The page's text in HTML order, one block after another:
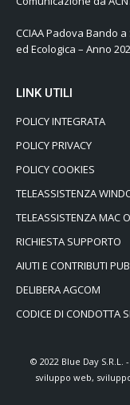
CCIAA Padova Bando
ed Ecologica – Anno
LINK UTILI
POLICY INTEGRATA
POLICY PRIVACY
POLICY COOKIES
TELEASSISTENZA
TELEASSISTENZA MAC
RICHIESTA SUPPORTO
AIUTI E CONTRIBUTI
DELIBERA AGCOM
CODICE DI CONDOTTA
© 2022 Blue Day
sviluppo web,